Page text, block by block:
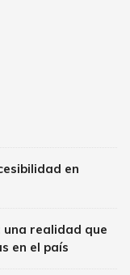
en
una realidad que
en el país